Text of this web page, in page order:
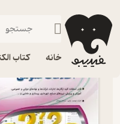
خانه کتاب
فیدیبو کتاب درسی، کتاب کمک